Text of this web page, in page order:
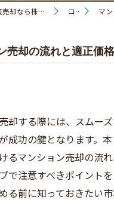
札幌の不動産売却なら株式会社サポートホーム コラム マンシ
売却の流れと適正価
却する際には、スムー
成功の鍵となります。
るマンション売却の流
で注意すべきポイントを
る前に知っておきたい